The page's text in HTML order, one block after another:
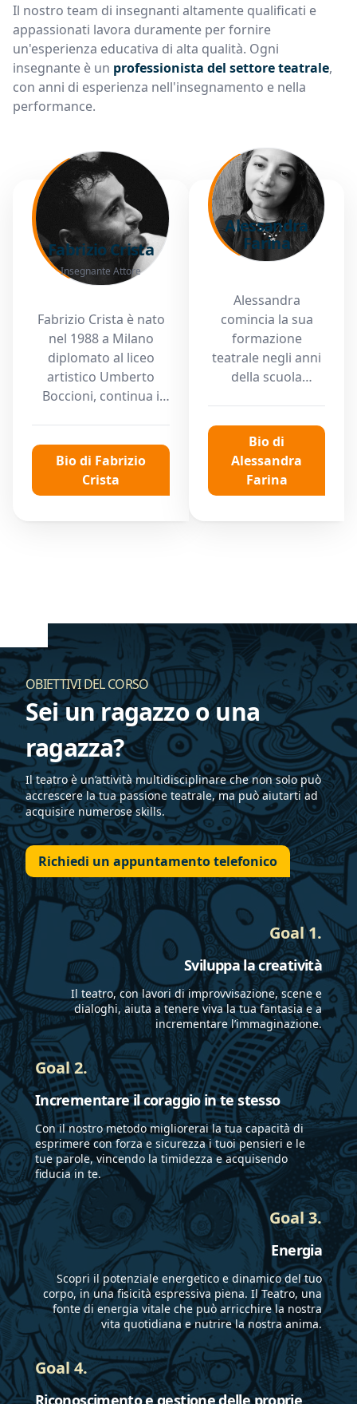
Il nostro team di insegnanti altamente qualificati e
appassionati lavora duramente per fornire
un'esperienza educativa di alta qualità. Ogni
insegnante è un professionista del settore teatrale,
con anni di esperienza nell'insegnamento e nella
performance.
Fabrizio Crista
Insegnante Attore
Fabrizio Crista è nato
nel 1988 a Milano
diplomato al liceo
artistico Umberto
Boccioni, continua i
Belle Arti di Brera e
alla Scuola del
Fumetto di Milano.
dimensioni risultano
scisse nelle sue opere.
Innamorato del
collage, la sua
tavolozza di colori è
costituita dalla stessa
materia prima che
utilizza: la carta.
Le sue opere sono
state esposte in
diversi locali milanesi.
Molte locandine
teatrali degli spettacoli
che ha portato sul
palcoscenico come
attore sono sue
creazioni.
Comincia il suo
percorso teatrale nel
2010 al laboratorio
teatrale del centro
sociale Leoncavallo
sotto la guida di
Marina Boer e Giulio
Astengo, affiancando il
percorso con
un'attività didattica
presso Spazio Aperto
Servizi tenendo
laboratori artistici e di
musicoterapia con
Roberto Cappellaro e
Silvia Martinoli.
Contemporaneamente
partecipa al
laboratorio
permanente del teatro
Oscar sotto la guida di
Mattia Fabris e
Gabriella Foletto che
ha portato alla messa
Bio di Fabrizio
Crista
Alessandra
Farina
Alessandra
comincia la sua
formazione
teatrale negli anni
della scuola
tenuti da vari
registi, tra cui
Fausto Ghirardini e
Fabio Banfo.
Maria Candida
Toaldo e da Fausta
Faedo presso il
Centro
Universitario
Teatrale “La
Stanza”
dell’Università
Cattolica del Sacro
Cuore con cui
collabora tutt’oggi.
Frequenta negli
anni diversi
seminari teatrali
tenuti da formatori
e attori quali
Luciano Colavero,
Livia Castellini,
Paolo Giorgio,
Eleonora Moro,
Luca Rodella, Fabio
Venturelli, Arianna
Scommegna,
Marco Sgrosso,
Francesco Manetti,
Susanna Baccari,
Claudio Marconi.
La sua formazione
prosegue
attraverso percorsi
pluriennali presso
due diverse scuole
di teatro:
Accademia della
Voce con
insegnanti Fabio
Venturelli e
Giacomo Gamba e
Minima Teatro con
insegnanti Fabio
Boverio e Davide
Bio di
Alessandra
Farina
Sei un ragazzo o una
ragazza?
OBIETTIVI DEL CORSO
Il teatro è un’attività multidisciplinare che non solo può
accrescere la tua passione teatrale, ma può aiutarti ad
acquisire numerose skills.
Richiedi un appuntamento telefonico
Sviluppa la creatività
Goal 1.
Il teatro, con lavori di improvvisazione, scene e
dialoghi, aiuta a tenere viva la tua fantasia e a
incrementare l’immaginazione.
Incrementare il coraggio in te stesso
Goal 2.
Con il nostro metodo migliorerai la tua capacità di
esprimere con forza e sicurezza i tuoi pensieri e le
tue parole, vincendo la timidezza e acquisendo
fiducia in te.
Energia
Goal 3.
Scopri il potenziale energetico e dinamico del tuo
corpo, in una fisicità espressiva piena. Il Teatro, una
fonte di energia vitale che può arricchire la nostra
vita quotidiana e nutrire la nostra anima.
Riconoscimento e gestione delle proprie
Goal 4.